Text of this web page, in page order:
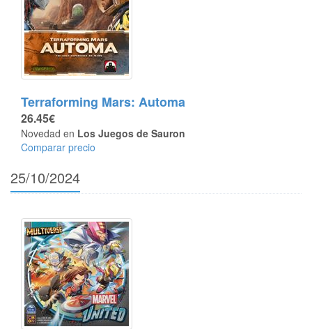
Terraforming Mars: Automa
26.45€
Novedad en Los Juegos de Sauron
Comparar precio
25/10/2024